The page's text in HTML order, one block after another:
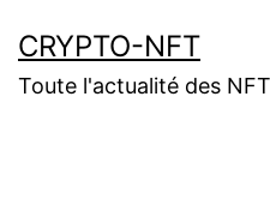
au
contenu
CRYPTO-NFT
Toute l'actualité des NFT